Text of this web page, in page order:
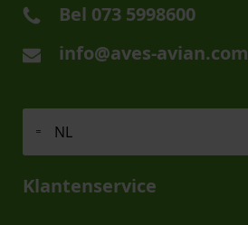
Bel 073 5998600
info@aves-avian.com
NL
Klantenservice